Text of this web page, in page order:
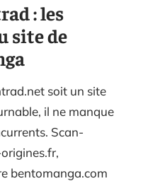
: les
site de
soit un site
il ne manque
Scan-
bentomanga.com